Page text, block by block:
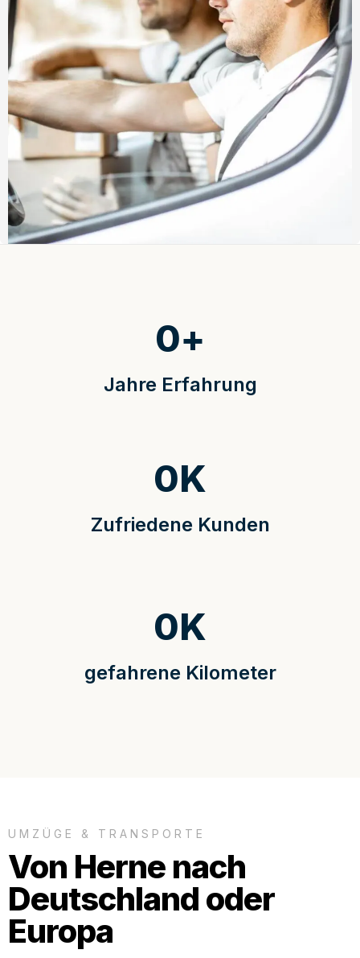
Jahre Erfahrung
0+
Zufriedene Kunden
0K
gefahrene Kilometer
0K
UMZÜGE & TRANSPORTE
Von Herne nach
Deutschland oder
Europa